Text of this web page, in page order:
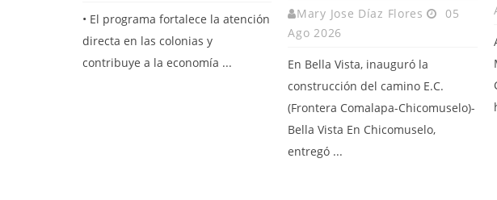
• El programa fortalece la atención
directa en las colonias y
contribuye a la economía ...
Mary Jose Díaz Flores
05
Ago 2026
En Bella Vista, inauguró la
construcción del camino E.C.
(Frontera Comalapa-Chicomuselo)-
Bella Vista En Chicomuselo,
entregó ...